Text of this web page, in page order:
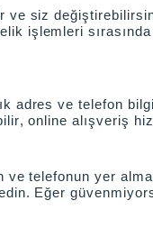
siz
işlemleri
adres ve telefon
online alışveriş
telefonun yer
Eğer